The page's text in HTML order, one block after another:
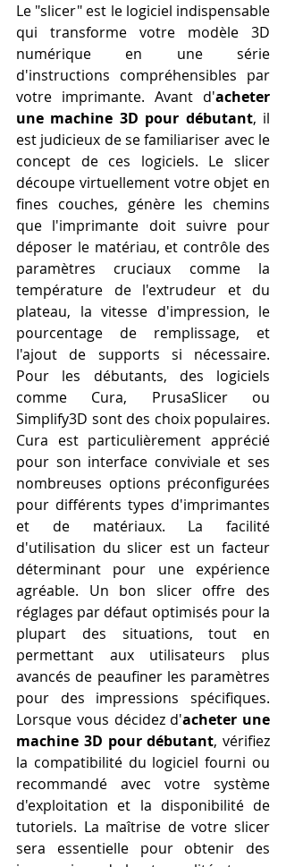
Le "slicer" est le logiciel indispensable
qui transforme votre modèle 3D
numérique en une série
d'instructions compréhensibles par
votre imprimante. Avant d'acheter
une machine 3D pour débutant, il
est judicieux de se familiariser avec le
concept de ces logiciels. Le slicer
découpe virtuellement votre objet en
fines couches, génère les chemins
que l'imprimante doit suivre pour
déposer le matériau, et contrôle des
paramètres cruciaux comme la
température de l'extrudeur et du
plateau, la vitesse d'impression, le
pourcentage de remplissage, et
l'ajout de supports si nécessaire.
Pour les débutants, des logiciels
comme Cura, PrusaSlicer ou
Simplify3D sont des choix populaires.
Cura est particulièrement apprécié
pour son interface conviviale et ses
nombreuses options préconfigurées
pour différents types d'imprimantes
et de matériaux. La facilité
d'utilisation du slicer est un facteur
déterminant pour une expérience
agréable. Un bon slicer offre des
réglages par défaut optimisés pour la
plupart des situations, tout en
permettant aux utilisateurs plus
avancés de peaufiner les paramètres
pour des impressions spécifiques.
Lorsque vous décidez d'acheter une
machine 3D pour débutant, vérifiez
la compatibilité du logiciel fourni ou
recommandé avec votre système
d'exploitation et la disponibilité de
tutoriels. La maîtrise de votre slicer
sera essentielle pour obtenir des